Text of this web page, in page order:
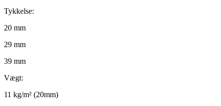
Tykkelse:
20 mm
29 mm
39 mm
Vægt:
11 kg/m² (20mm)